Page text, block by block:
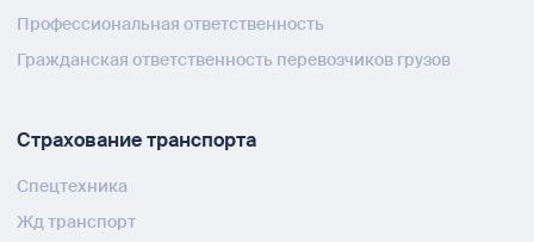
Профессиональная ответственность
Гражданская ответственность перевозчиков грузов
Страхование транспорта
Спецтехника
Жд транспорт